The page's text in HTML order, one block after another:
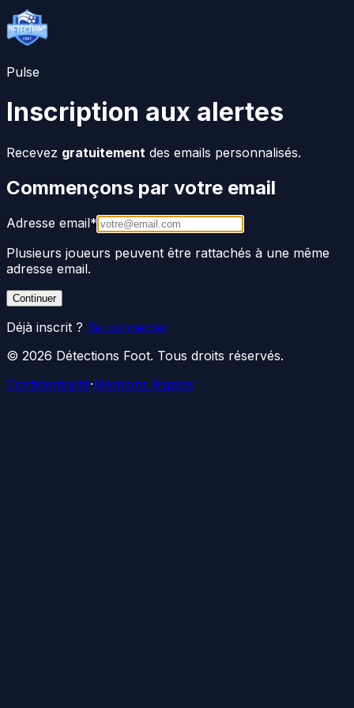
Pulse
Inscription aux alertes
Recevez gratuitement des emails personnalisés.
Commençons par votre email
Adresse email*
Plusieurs joueurs peuvent être rattachés à une même
adresse email.
Continuer
Déjà inscrit ? Se connecter
© 2026 Détections Foot. Tous droits réservés.
Confidentialité·Mentions légales